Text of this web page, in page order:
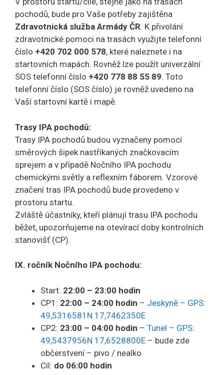
pochodů, bude pro Vaše potřeby zajištěna
Zdravotnická služba Armády ČR. K přivolání
zdravotnické pomoci na trasách využijte telefonní
číslo +420 702 000 578, které naleznete i na
startovních mapách. Rovněž lze použít univerzální
SOS telefonní číslo +420 778 88 55 89. Toto
telefonní číslo (SOS číslo) je rovněž uvedeno na
Vaší startovní kartě i mapě.
Trasy IPA pochodů:
Trasy IPA pochodů budou vyznačeny pomocí
směrových šipek nastříkaných značkovacím
sprejem a v případě Nočního IPA pochodu
chemickými světly a reflexním fáborem. Vzorové
značení tras IPA pochodů bude provedeno v
prostoru startu.
Zvláště účastníky, kteří plánují trasu IPA pochodu
běžet, upozorňujeme na otevírací doby kontrolních
stanovišť (CP).
IX. ročník Nočního IPA pochodu:
Start: 22:00 – 23:00 hodin
CP1: 22:00 – 24:00 hodin – Jeskyně – GPS:
49,5316581N 17,7462350E
CP2: 23:00 – 04:00 hodin – Tunel – GPS:
49,5437956N 17,6528800E – bude zde
občerstvení – pivo / nealko
Cíl: do 06:00 hodin